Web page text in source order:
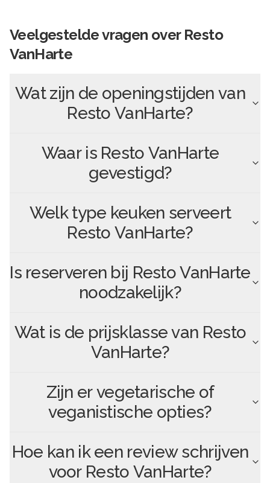
Veelgestelde vragen over Resto
VanHarte
Wat zijn de openingstijden van
Resto VanHarte?
Waar is Resto VanHarte
gevestigd?
Welk type keuken serveert
Resto VanHarte?
Is reserveren bij Resto VanHarte
noodzakelijk?
Wat is de prijsklasse van Resto
VanHarte?
Zijn er vegetarische of
veganistische opties?
Hoe kan ik een review schrijven
voor Resto VanHarte?